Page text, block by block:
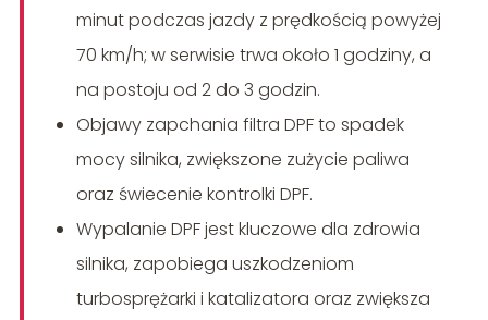
minut podczas jazdy z prędkością powyżej
70 km/h; w serwisie trwa około 1 godziny, a
na postoju od 2 do 3 godzin.
Objawy zapchania filtra DPF to spadek
mocy silnika, zwiększone zużycie paliwa
oraz świecenie kontrolki DPF.
Wypalanie DPF jest kluczowe dla zdrowia
silnika, zapobiega uszkodzeniom
turbosprężarki i katalizatora oraz zwiększa